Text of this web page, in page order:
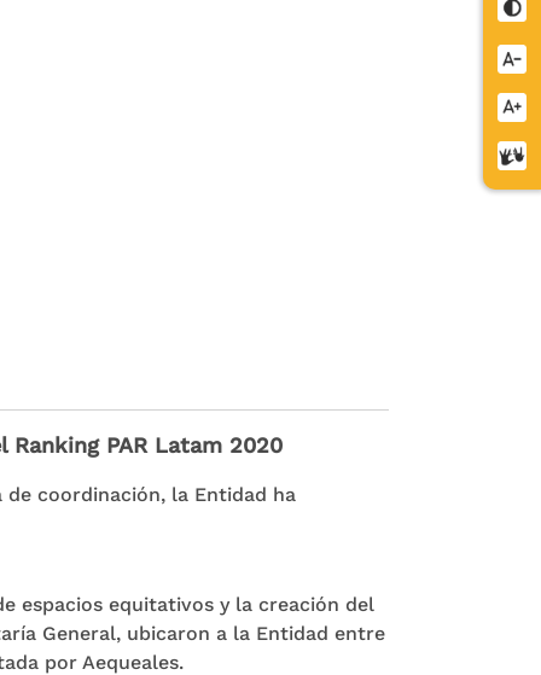
letra
letra
de
PAR Latam 2020
de coordinación, la Entidad ha
espacios equitativos y la creación del
General, ubicaron a la Entidad entre
por Aequeales.